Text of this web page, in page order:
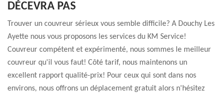
DÉCEVRA PAS
Trouver un couvreur sérieux vous semble difficile? A Douchy Les
Ayette nous vous proposons les services du KM Service!
Couvreur compétent et expérimenté, nous sommes le meilleur
couvreur qu'il vous faut! Côté tarif, nous maintenons un
excellent rapport qualité-prix! Pour ceux qui sont dans nos
environs, nous offrons un déplacement gratuit alors n'hésitez